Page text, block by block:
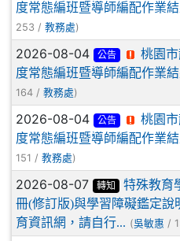
度常態編班暨導師編配作業
253 / 教務處)
2026-08-04 公告
桃園
度常態編班暨導師編配作業
164 / 教務處)
2026-08-04 公告
桃園
度常態編班暨導師編配作業
151 / 教務處)
2026-08-07 轉知
特殊教育
冊(修訂版)與學習障礙鑑定
育資訊網，請自行... (吳敏惠 /